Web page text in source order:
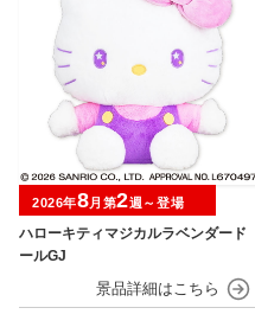
ハローキティマジカルラベンダード
ールGJ
2026年8月第2週～登場